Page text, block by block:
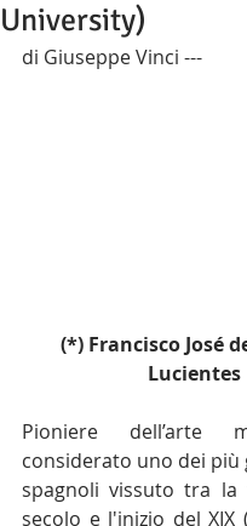
University)
di Giuseppe Vinci ---
(*) Francisco José
Lucientes
Pioniere dell’arte
considerato uno dei
spagnoli vissuto tra la
secolo e l'inizio del XIX